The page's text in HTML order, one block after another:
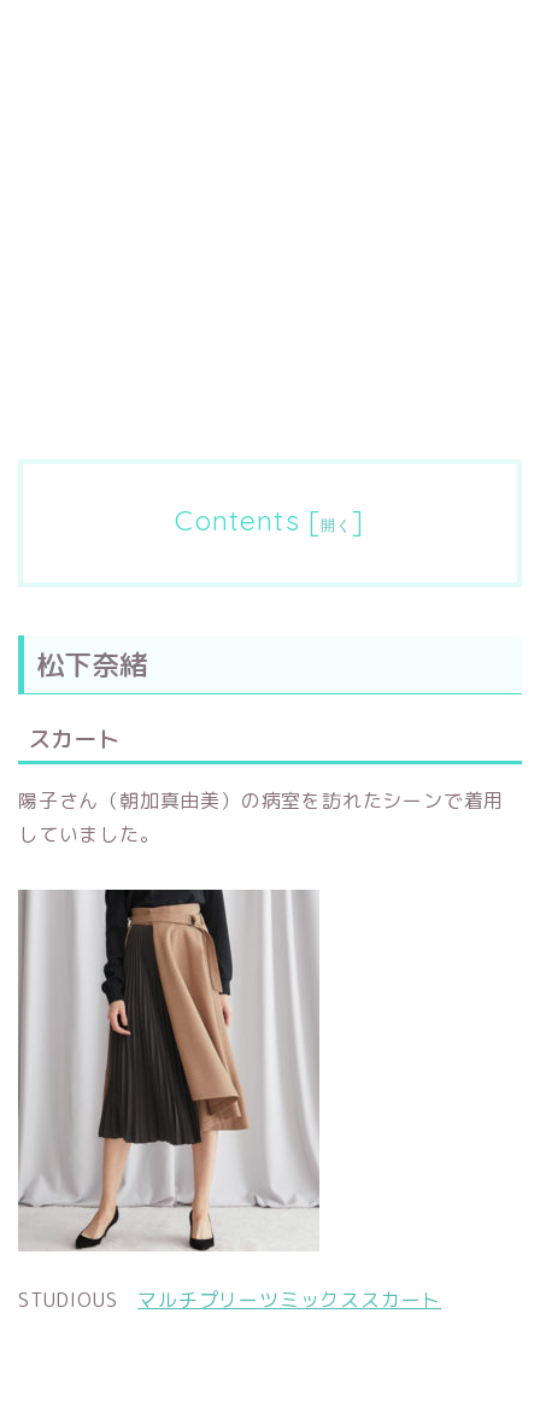
Contents [開く ]
松下奈緒
スカート
陽子さん（朝加真由美）の病室を訪れたシーンで着用
していました。
STUDIOUS マルチプリーツミックススカート